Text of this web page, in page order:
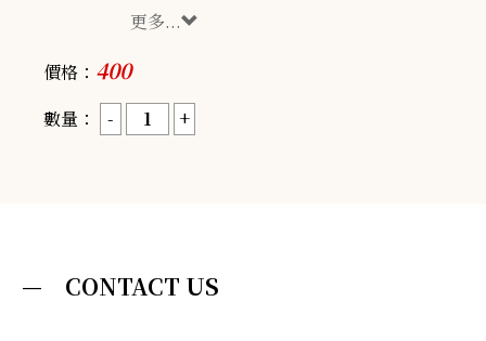
更多...
價格： 400
數量：
— CONTACT US